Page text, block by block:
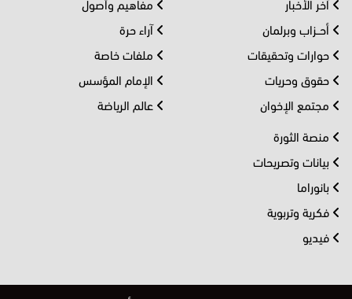
آخر الأخبار
أحــزاب وبرلمان
حوارات وتحقيقات
حقوق وحريات
مجتمع الإخوان
مفاهيم وأصول
آراء حرة
ملفات خاصة
الإمام المؤسس
عالم الرياضة
منصة الثورة
بيانات وتصريحات
بانوراما
فكرية وتربوية
فيديو